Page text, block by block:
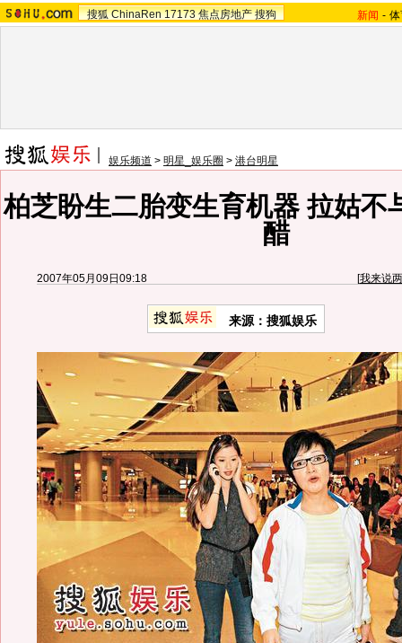
搜狐 ChinaRen 17173 焦点房地产 搜狗 新闻 -
娱乐频道 > 明星_娱乐圈 > 港台明星
柏芝盼生二胎变生育机器 拉姑不
醋
2007年05月09日09:18 [我来说
来源：搜狐娱乐